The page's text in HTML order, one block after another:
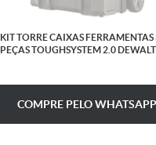
KIT TORRE CAIXAS FERRAMENTAS
PEÇAS TOUGHSYSTEM 2.0 DEWALT
COMPRE PELO WHATSAPP